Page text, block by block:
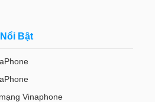
Bật
Vinaphone